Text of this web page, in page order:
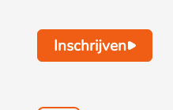
Inschrijven